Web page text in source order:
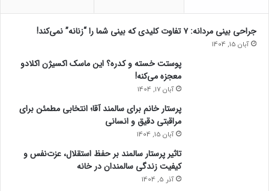
جراحی بینی مردانه: ۷ تفاوت کلیدی که بینی شما را “زنانه” نمی‌کند!
آبان 15, 1404
پوستت خسته و کدره؟ این ماسک اکسیژن اکلادو
معجزه می‌کنه!
آبان 17, 1404
پرستار خانم برای سالمند آقا؛ انتخابی مطمئن برای
مراقبتی دقیق و انسانی
آبان 15, 1404
تاثیر پرستار سالمند بر حفظ استقلال، عزت‌نفس و
کیفیت زندگی سالمندان در خانه
آذر 5, 1404